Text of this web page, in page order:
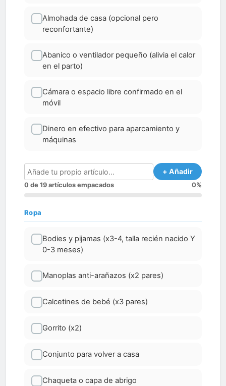
Almohada de casa (opcional pero
reconfortante)
Abanico o ventilador pequeño (alivia el calor
en el parto)
Cámara o espacio libre confirmado en el
móvil
Dinero en efectivo para aparcamiento y
máquinas
+ Añadir
0 de 19 artículos empacados 0%
Ropa
Bodies y pijamas (x3-4, talla recién nacido Y
0-3 meses)
Manoplas anti-arañazos (x2 pares)
Calcetines de bebé (x3 pares)
Gorrito (x2)
Conjunto para volver a casa
Chaqueta o capa de abrigo